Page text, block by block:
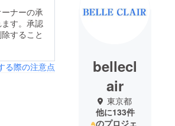
ナーの承
す。承認
すること
る際の注意点
bellecl
air
東京都
他に133件
のプロジェ